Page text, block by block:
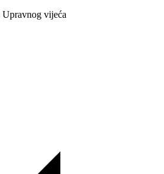
Upravnog vijeća